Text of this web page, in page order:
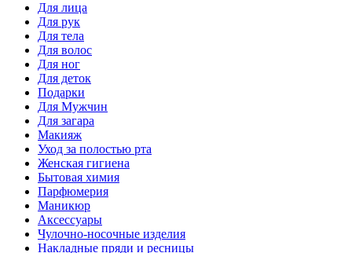
Для лица
Для рук
Для тела
Для волос
Для ног
Для деток
Подарки
Для Мужчин
Для загара
Макияж
Уход за полостью рта
Женская гигиена
Бытовая химия
Парфюмерия
Маникюр
Аксессуары
Чулочно-носочные изделия
Накладные пряди и ресницы